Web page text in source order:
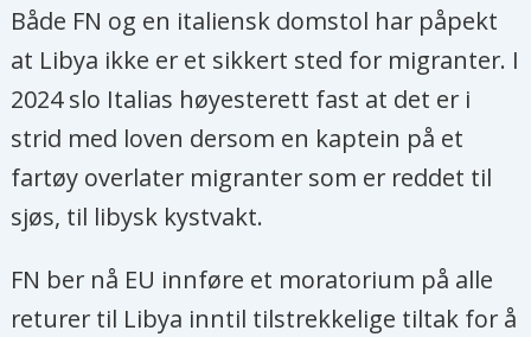
Både FN og en italiensk domstol har påpekt
at Libya ikke er et sikkert sted for migranter. I
2024 slo Italias høyesterett fast at det er i
strid med loven dersom en kaptein på et
fartøy overlater migranter som er reddet til
sjøs, til libysk kystvakt.
FN ber nå EU innføre et moratorium på alle
returer til Libya inntil tilstrekkelige tiltak for å